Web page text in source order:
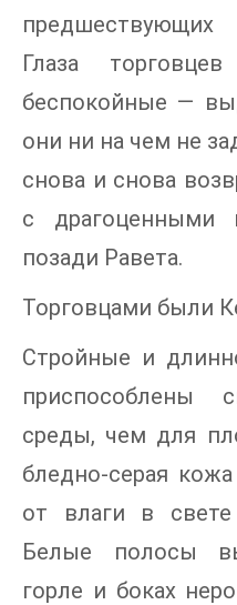
Глаза
беспокойные —
они ни на чем не
снова и снова
с драгоценными
позади Равета.
Торговцами были
Стройные и
приспособлены
среды, чем для
бледно-серая
от влаги в свете
Белые полосы
горле и боках